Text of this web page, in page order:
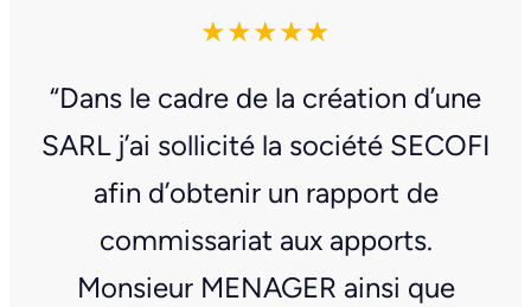
★★★★★
“Dans le cadre de la création d’une
SARL j’ai sollicité la société SECOFI
afin d’obtenir un rapport de
commissariat aux apports.
Monsieur MENAGER ainsi que